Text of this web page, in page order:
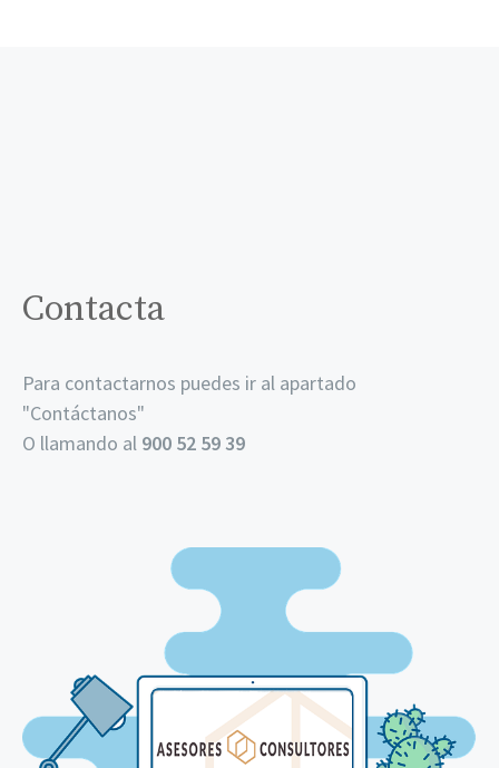
Contacta
Para contactarnos puedes ir al apartado
"Contáctanos"
O llamando al 900 52 59 39